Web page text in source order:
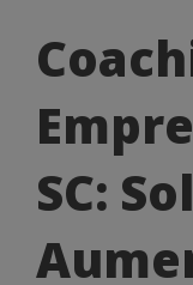
em
SC:
para
SC: